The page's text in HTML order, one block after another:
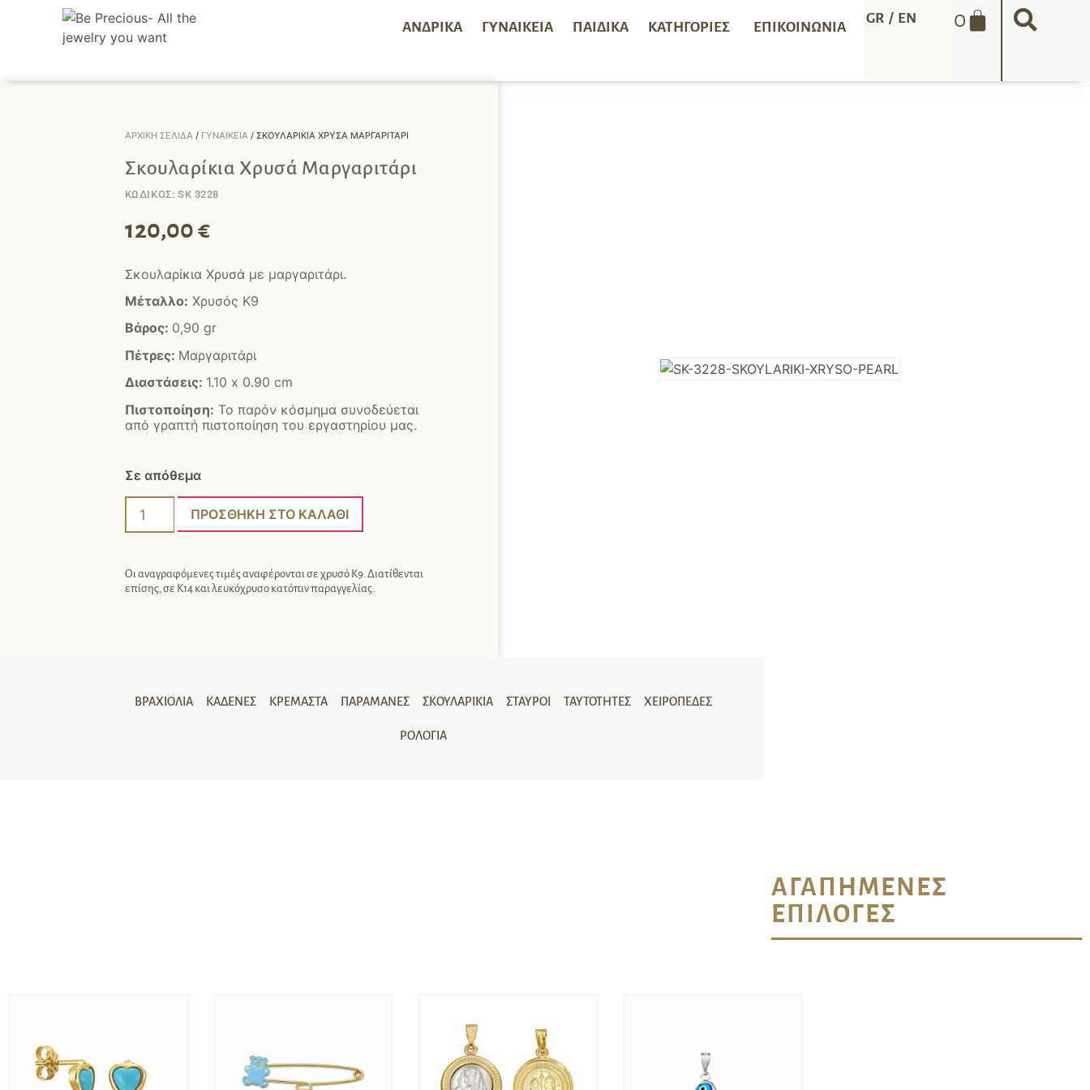
ΑΝΔΡΙΚΆ ΓΥΝΑΙΚΕΊΑ ΠΑΙΔΙΚΆ ΚΑΤΗΓΟΡΊΕΣ ΕΠΙΚΟΙΝΩΝΊΑ
GR / EN 0
ΑΡΧΙΚΉ ΣΕΛΊΔΑ / ΓΥΝΑΙΚΕΊΑ / ΣΚΟΥΛΑΡΊΚΙΑ ΧΡΥΣΆ ΜΑΡΓΑΡΙΤΆΡΙ
Σκουλαρίκια Χρυσά Μαργαριτάρι
ΚΩΔΙΚΟΣ: SK 3228
120,00€
Σκουλαρίκια Χρυσά με μαργαριτάρι.
Μέταλλο: Χρυσός Κ9
Βάρος: 0,90 gr
Πέτρες: Μαργαριτάρι
Διαστάσεις: 1.10 x 0.90 cm
Πιστοποίηση: Το παρόν κόσμημα συνοδεύεται
από γραπτή πιστοποίηση του εργαστηρίου μας.
Σε απόθεμα
ΠΡΟΣΘΉΚΗ ΣΤΟ ΚΑΛΆΘΙ
Οι αναγραφόμενες τιμές αναφέρονται σε χρυσό Κ9. Διατίθενται
επίσης, σε Κ14 και λευκόχρυσο κατόπιν παραγγελίας.
ΒΡΑΧΙΌΛΙΑ ΚΑΔΈΝΕΣ ΚΡΕΜΑΣΤΆ ΠΑΡΑΜΆΝΕΣ ΣΚΟΥΛΑΡΊΚΙΑ ΣΤΑΥΡΟΊ ΤΑΥΤΌΤΗΤΕΣ ΧΕΙΡΟΠΈΔΕΣ
ΡΟΛΌΓΙΑ
ΑΓΑΠΗΜΈΝΕΣ
ΕΠΙΛΟΓΈΣ